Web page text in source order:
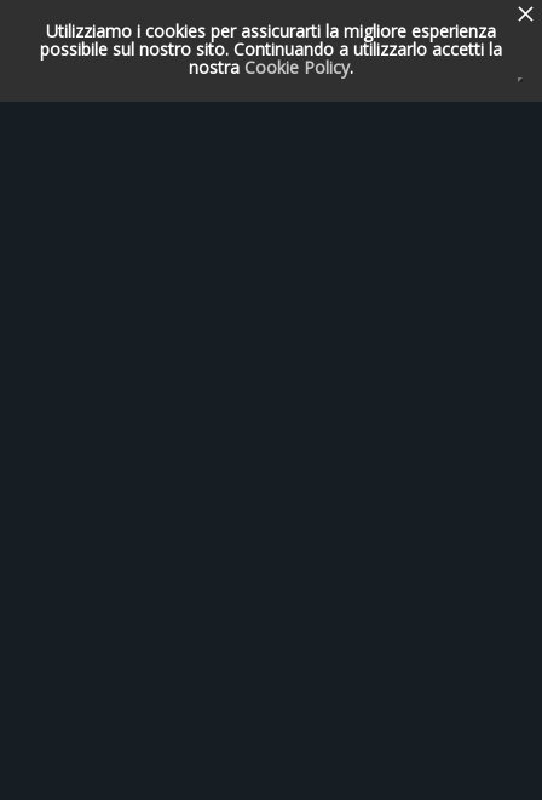
Utilizziamo i cookies per assicurarti la migliore esperienza
possibile sul nostro sito. Continuando a utilizzarlo accetti la
nostra Cookie Policy.